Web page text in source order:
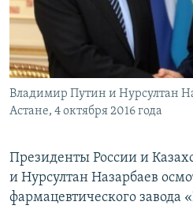
ПОБЕДИТЕЛЕЙ НЕ СУДЯТ?
КРЫМ.НЕПОКОРЕННЫЙ
ELIFBE
УКРАИНСКАЯ ПРОБЛЕМА КРЫМА
ПРИСОЕДИНЯЙТЕСЬ!
Все сайты RFE/RL
Владимир Путин и Нурсултан
Астане, 4 октября 2016 года
Президенты России и
и Нурсултан Назарбаев
фармацевтического завода